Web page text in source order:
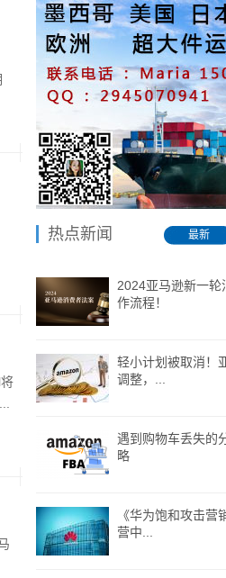
热点新闻 最新
2024亚马逊新一
作流程！
轻小计划被取消！
调整，...
遇到购物车丢失的
略
《华为饱和攻击营
营中...